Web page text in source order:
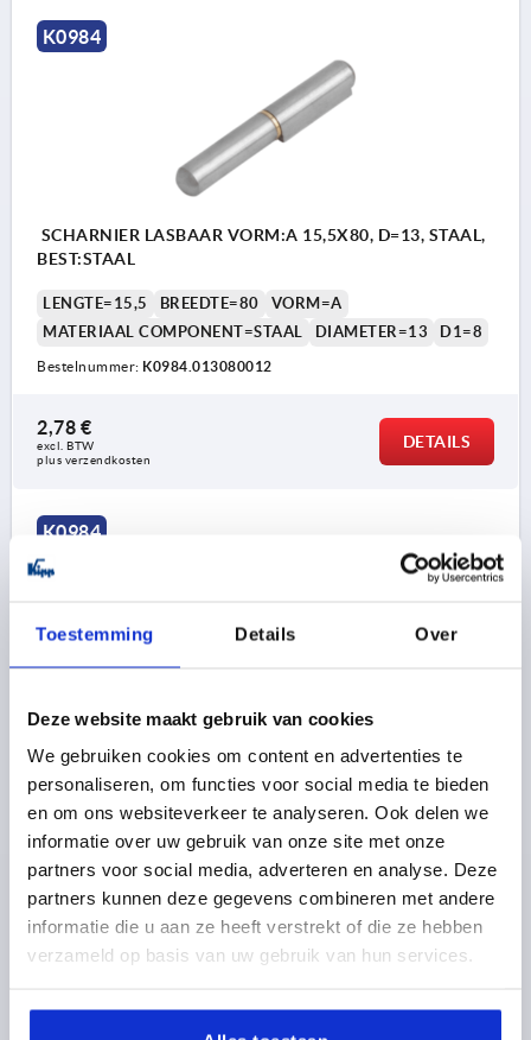
Toestemming Details Over
Deze website maakt gebruik van cookies
We gebruiken cookies om content en advertenties te
personaliseren, om functies voor social media te bieden
en om ons websiteverkeer te analyseren. Ook delen we
informatie over uw gebruik van onze site met onze
partners voor social media, adverteren en analyse. Deze
partners kunnen deze gegevens combineren met andere
informatie die u aan ze heeft verstrekt of die ze hebben
verzameld op basis van uw gebruik van hun services.
K0984
SCHARNIER LASBAAR VORM:A 15,5X80, D=13, STAAL,
BEST:STAAL
LENGTE=15,5 BREEDTE=80
VORM=A
MATERIAAL COMPONENT=STAAL
DIAMETER=13 D1=8
Bestelnummer: K0984.013080012
2,78 €
excl. BTW
plus verzendkosten
DETAILS
K0984
SCHARNIER LASBAAR VORM:A 20X100, D=16, STAAL,
BEST:STAAL
BREEDTE=100
Bestelnummer: K0984.016100012
3,98 €
DETAILS